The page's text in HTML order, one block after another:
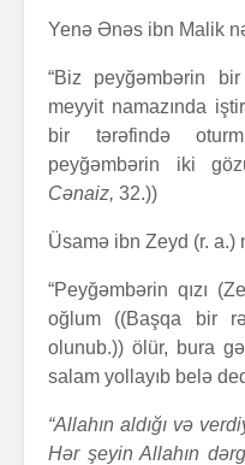
Yenə Ənəs ibn Malik
“Biz peyğəmbərin bir
meyyit namazında
bir tərəfində
peyğəmbərin iki
Cənaiz, 32.))
Üsamə ibn Zeyd (r. a.)
“Peyğəmbərin qızı
oğlum ((Başqa bir
olunub.)) ölür, bura
salam yollayıb belə
“Allahın aldığı və
Hər şeyin Allahın